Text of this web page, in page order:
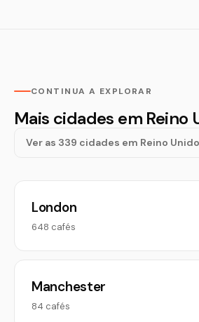
CONTINUA A EXPLORAR
Mais cidades em Reino
Ver as 339 cidades em Reino Unido
London
648 cafés
Manchester
84 cafés